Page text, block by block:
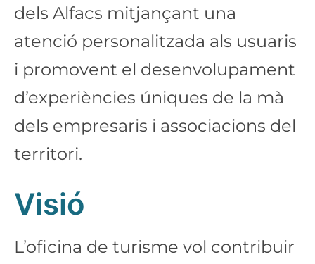
dels Alfacs mitjançant una
atenció personalitzada als usuaris
i promovent el desenvolupament
d’experiències úniques de la mà
dels empresaris i associacions del
territori.
Visió
L’oficina de turisme vol contribuir